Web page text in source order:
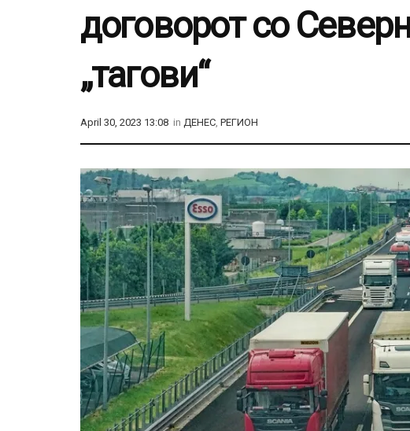
договорот со
„тагови“
April 30, 2023 13:08 in ДЕНЕС, РЕГИОН